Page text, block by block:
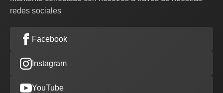
redes sociales
Facebook
Instagram
YouTube